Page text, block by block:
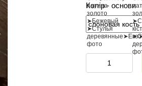
Колір - основи